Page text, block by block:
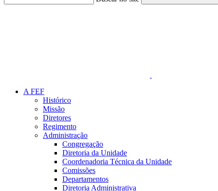
A FEF
Histórico
Missão
Diretores
Regimento
Administração
Congregação
Diretoria da Unidade
Coordenadoria Técnica da Unidade
Comissões
Departamentos
Diretoria Administrativa